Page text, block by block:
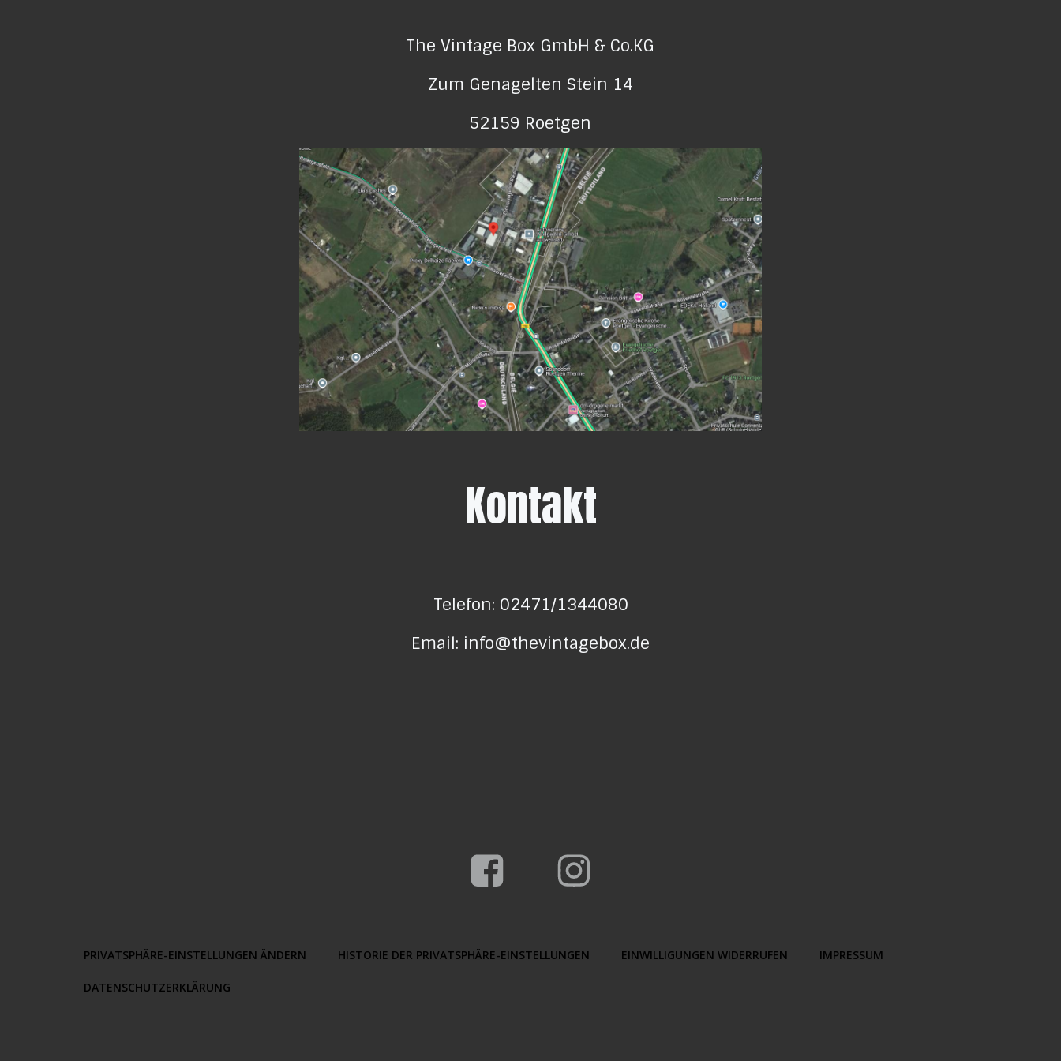
The Vintage Box GmbH & Co.KG
Zum Genagelten Stein 14
52159 Roetgen
Kontakt
Telefon: 02471/1344080
Email: info@thevintagebox.de
PRIVATSPHÄRE-EINSTELLUNGEN ÄNDERN HISTORIE DER PRIVATSPHÄRE-EINSTELLUNGEN EINWILLIGUNGEN WIDERRUFEN IMPRESSUM
DATENSCHUTZERKLÄRUNG